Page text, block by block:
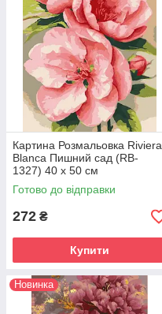
Картина Розмальовка Riviera
Blanca Пишний сад (RB-
1327) 40 х 50 см
Готово до відправки
272 ₴
Купити
Новинка